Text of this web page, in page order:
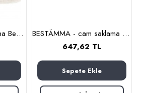
2 adet Ekmek Mayalama Bezi 50x70 cm, %100 Pamuk Amerikan Pasa Bezi
BESTÄMMA - cam saklama kabı seti (cam)
647,62 TL
Sepete Ekle